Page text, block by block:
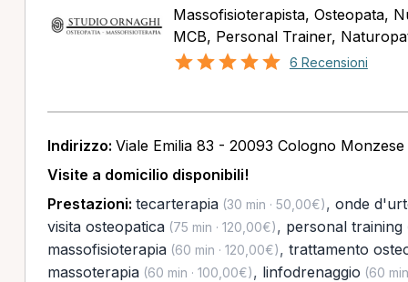
Massofisioterapista, Osteopata,
MCB, Personal Trainer,
6 Recensioni
Indirizzo: Viale Emilia 83 - 20093 Cologno
Visite a domicilio disponibili!
Prestazioni: tecarterapia(30 min · 50,00€), onde
visita osteopatica(75 min · 120,00€), personal training
massofisioterapia(60 min · 120,00€), trattamento
massoterapia(60 min · 100,00€), linfodrenaggio (60